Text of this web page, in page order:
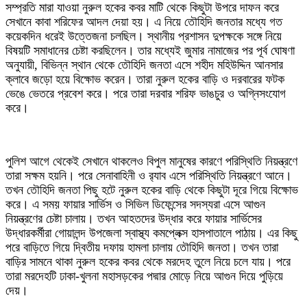
সম্প্রতি মারা যাওয়া নুরুল হকের কবর মাটি থেকে কিছুটা উপরে দাফন করে
সেখানে কাবা শরিফের আদল দেয়া হয়। এ নিয়ে তৌহিদি জনতার মধ্যে গত
কয়েকদিন ধরেই উত্তেজনা চলছিল। স্থানীয় প্রশাসন দুপক্ষকে সঙ্গে নিয়ে
বিষয়টি সমাধানের চেষ্টা করছিলেন। তার মধ্যেই জুমার নামাজের পর পূর্ব ঘোষণা
অনুযায়ী, বিভিন্ন স্থান থেকে তৌহিদি জনতা এসে শহীদ মহিউদ্দিন আনসার
ক্লাবে জড়ো হয়ে বিক্ষোভ করেন। তারা নুরুল হকের বাড়ি ও দরবারের ফটক
ভেঙে ভেতরে প্রবেশ করে। পরে তারা দরবার শরিফ ভাঙচুর ও অগ্নিসংযোগ
করে।
পুলিশ আগে থেকেই সেখানে থাকলেও বিপুল মানুষের কারণে পরিস্থিতি নিয়ন্ত্রণে
তারা সক্ষম হয়নি। পরে সেনাবাহিনী ও র‌্যাব এসে পরিস্থিতি নিয়ন্ত্রণে আনে।
তখন তৌহিদি জনতা পিছু হটে নুরুল হকের বাড়ি থেকে কিছুটা দূরে গিয়ে বিক্ষোভ
করে। এ সময় ফায়ার সার্ভিস ও সিভিল ডিফেন্সের সদস্যরা এসে আগুন
নিয়ন্ত্রণের চেষ্টা চালায়। তখন আহতদের উদ্ধার করে ফায়ার সার্ভিসের
উদ্ধারকর্মীরা গোয়ালন্দ উপজেলা স্বাস্থ্য কমপ্লেক্স হাসপাতালে পাঠায়। এর কিছু
পরে বাড়িতে গিয়ে দ্বিতীয় দফায় হামলা চালায় তৌহিদি জনতা। তখন তারা
বাড়ির সামনে থাকা নুরুল হকের কবর থেকে মরদেহ তুলে নিয়ে চলে যায়। পরে
তারা মরদেহটি ঢাকা-খুলনা মহাসড়কের পদ্মার মোড়ে নিয়ে আগুন দিয়ে পুড়িয়ে
দেয়।